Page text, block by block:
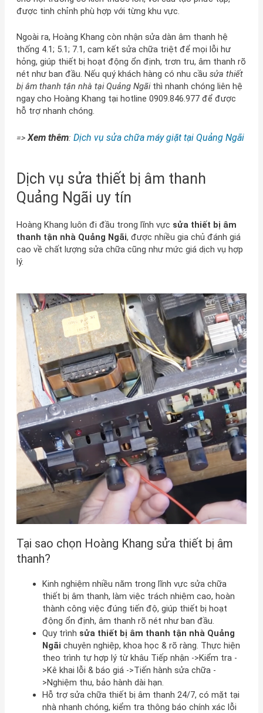
được tinh chỉnh phù hợp với từng khu vực.
Ngoài ra, Hoàng Khang còn nhận sửa dàn âm thanh hệ
thống 4.1; 5.1; 7.1, cam kết sửa chữa triệt để mọi lỗi hư
hỏng, giúp thiết bị hoạt động ổn định, trơn tru, âm thanh rõ
nét như ban đầu. Nếu quý khách hàng có nhu cầu sửa thiết
bị âm thanh tận nhà tại Quảng Ngãithì nhanh chóng liên hệ
ngay cho Hoàng Khang tại hotline 0909.846.977 để được
hỗ trợ nhanh chóng.
=>Xem thêm: Dịch vụ sửa chữa máy giặt tại Quảng Ngãi
Dịch vụ sửa thiết bị âm thanh
Quảng Ngãi uy tín
Hoàng Khang luôn đi đầu trong lĩnh vực sửa thiết bị âm
thanh tận nhà Quảng Ngãi, được nhiều gia chủ đánh giá
cao về chất lượng sửa chữa cũng như mức giá dịch vụ hợp
lý.
Tại sao chọn Hoàng Khang sửa thiết bị âm
thanh?
Kinh nghiệm nhiều năm trong lĩnh vực sửa chữa
thiết bị âm thanh, làm việc trách nhiệm cao, hoàn
thành công việc đúng tiến độ, giúp thiết bị hoạt
động ổn định, âm thanh rõ nét như ban đầu.
Quy trình sửa thiết bị âm thanh tận nhà Quảng
Ngãi chuyên nghiệp, khoa học & rõ ràng. Thực hiện
theo trình tự hợp lý từ khâu Tiếp nhận ->Kiểm tra -
>Kê khai lỗi & báo giá ->Tiến hành sửa chữa -
>Nghiệm thu, bảo hành dài hạn.
Hỗ trợ sửa chữa thiết bị âm thanh 24/7, có mặt tại
nhà nhanh chóng, kiểm tra thông báo chính xác lỗi